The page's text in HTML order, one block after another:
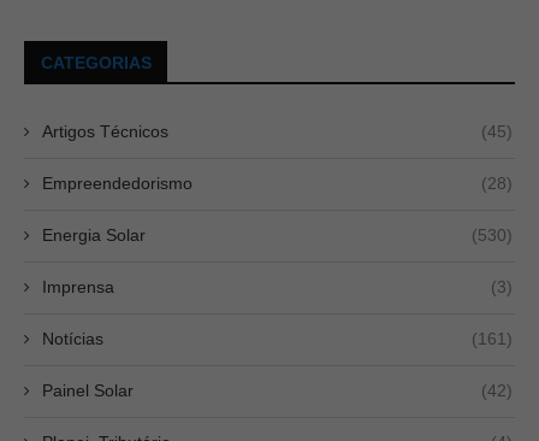
CATEGORIAS
Artigos Técnicos (45)
Empreendedorismo (28)
Energia Solar (530)
Imprensa (3)
Notícias (161)
Painel Solar (42)